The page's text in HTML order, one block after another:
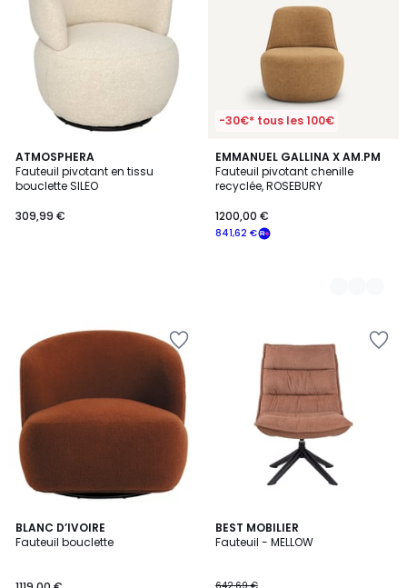
ATMOSPHERA
Fauteuil pivotant en tissu
bouclette SILEO
309,99 €
-30€* tous les 100€
EMMANUEL GALLINA X AM.PM
Fauteuil pivotant chenille
recyclée, ROSEBURY
841,62 €
1200,00 €
3
Couleurs
BLANC D’IVOIRE
Fauteuil bouclette
BEST MOBILIER
Fauteuil - MELLOW
2
Couleurs